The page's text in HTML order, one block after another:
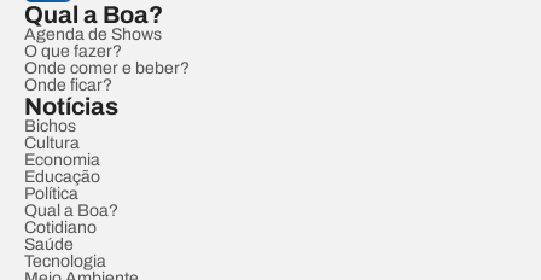
Qual a Boa?
Agenda de Shows
O que fazer?
Onde comer e beber?
Onde ficar?
Notícias
Bichos
Cultura
Economia
Educação
Política
Qual a Boa?
Cotidiano
Saúde
Tecnologia